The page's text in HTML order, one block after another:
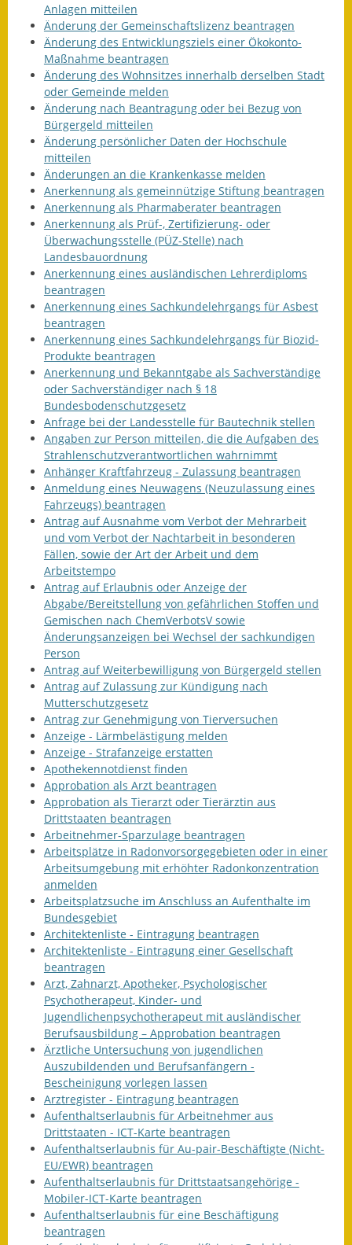
Sitzungsberichte 2018
Gemeindeverwaltung
Haushalt & Finanzen
Eröffnungsbilanz
Getrennte
Wasserversorgung
Heiraten in Notzingen
Mitarbeiter
Notruftafel
Ortsrecht
Wahlen
Was erledige ich wo?
Leben
Bauen und Wohnen
Bauwasser/Wasser/Abwasser
Bebauungspläne
Bodenrichtwerte
Flächennutzungsplan
Gerätehütten
Gutachterausschuss
Landessanierungsprogramm
Rückstausicherung von
Gebäuden
Hochwassergefahrenkarte
Gemeindehalle und
Bürgerhaus
Grundschule &
Integration und Asyl
Anlagen mitteilen
Änderung der Gemeinschaftslizenz beantragen
Änderung des Entwicklungsziels einer Ökokonto-
Maßnahme beantragen
Änderung des Wohnsitzes innerhalb derselben Stadt
oder Gemeinde melden
Änderung nach Beantragung oder bei Bezug von
Bürgergeld mitteilen
Änderung persönlicher Daten der Hochschule
mitteilen
Änderungen an die Krankenkasse melden
Anerkennung als gemeinnützige Stiftung beantragen
Anerkennung als Pharmaberater beantragen
Anerkennung als Prüf-, Zertifizierung- oder
Überwachungsstelle (PÜZ-Stelle) nach
Landesbauordnung
Anerkennung eines ausländischen Lehrerdiploms
beantragen
Anerkennung eines Sachkundelehrgangs für Asbest
beantragen
Anerkennung eines Sachkundelehrgangs für Biozid-
Produkte beantragen
Anerkennung und Bekanntgabe als Sachverständige
oder Sachverständiger nach § 18
Bundesbodenschutzgesetz
Anfrage bei der Landesstelle für Bautechnik stellen
Angaben zur Person mitteilen, die die Aufgaben des
Strahlenschutzverantwortlichen wahrnimmt
Anhänger Kraftfahrzeug - Zulassung beantragen
Anmeldung eines Neuwagens (Neuzulassung eines
Fahrzeugs) beantragen
Antrag auf Ausnahme vom Verbot der Mehrarbeit
und vom Verbot der Nachtarbeit in besonderen
Fällen, sowie der Art der Arbeit und dem
Arbeitstempo
Antrag auf Erlaubnis oder Anzeige der
Abgabe/Bereitstellung von gefährlichen Stoffen und
Gemischen nach ChemVerbotsV sowie
Änderungsanzeigen bei Wechsel der sachkundigen
Person
Antrag auf Weiterbewilligung von Bürgergeld stellen
Antrag auf Zulassung zur Kündigung nach
Mutterschutzgesetz
Antrag zur Genehmigung von Tierversuchen
Anzeige - Lärmbelästigung melden
Anzeige - Strafanzeige erstatten
Apothekennotdienst finden
Approbation als Arzt beantragen
Approbation als Tierarzt oder Tierärztin aus
Drittstaaten beantragen
Arbeitnehmer-Sparzulage beantragen
Arbeitsplätze in Radonvorsorgegebieten oder in einer
Arbeitsumgebung mit erhöhter Radonkonzentration
anmelden
Arbeitsplatzsuche im Anschluss an Aufenthalte im
Bundesgebiet
Architektenliste - Eintragung beantragen
Architektenliste - Eintragung einer Gesellschaft
beantragen
Arzt, Zahnarzt, Apotheker, Psychologischer
Psychotherapeut, Kinder- und
Jugendlichenpsychotherapeut mit ausländischer
Berufsausbildung – Approbation beantragen
Ärztliche Untersuchung von jugendlichen
Auszubildenden und Berufsanfängern -
Bescheinigung vorlegen lassen
Arztregister - Eintragung beantragen
Aufenthaltserlaubnis für Arbeitnehmer aus
Drittstaaten - ICT-Karte beantragen
Aufenthaltserlaubnis für Au-pair-Beschäftigte (Nicht-
EU/EWR) beantragen
Aufenthaltserlaubnis für Drittstaatsangehörige -
Mobiler-ICT-Karte beantragen
Aufenthaltserlaubnis für eine Beschäftigung
beantragen